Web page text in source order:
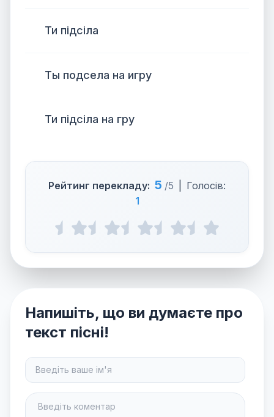
Ти підсіла
Ты подсела на игру
Ти підсіла на гру
Рейтинг перекладу: 5 /5
Голосів:
1
Напишіть, що ви думаєте про
текст пісні!